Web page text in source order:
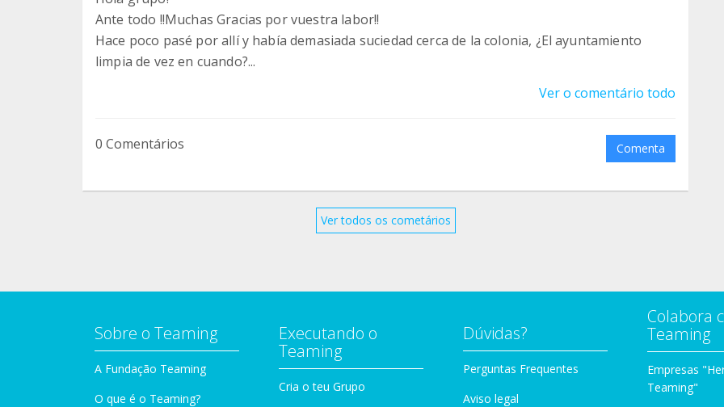
Ante todo !!Muchas Gracias por vuestra labor!!
Hace poco pasé por allí y había demasiada suciedad cerca de la colonia, ¿El ayuntamiento
limpia de vez en cuando?...
Ver o comentário todo
0 Comentários Comenta
Ver todos os cometários
Sobre o Teaming
A Fundação Teaming
O que é o Teaming?
Executando o
Teaming
Cria o teu Grupo
Dúvidas?
Perguntas Frequentes
Aviso legal
Colabora
Teaming
Empresas
Teaming"